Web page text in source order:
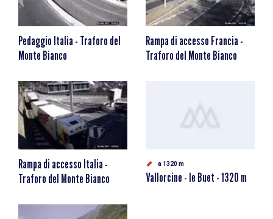
Pedaggio Italia - Traforo del
Monte Bianco
Rampa di accesso Francia -
Traforo del Monte Bianco
Rampa di accesso Italia -
Traforo del Monte Bianco
a 1320 m
Vallorcine - le Buet - 1320 m